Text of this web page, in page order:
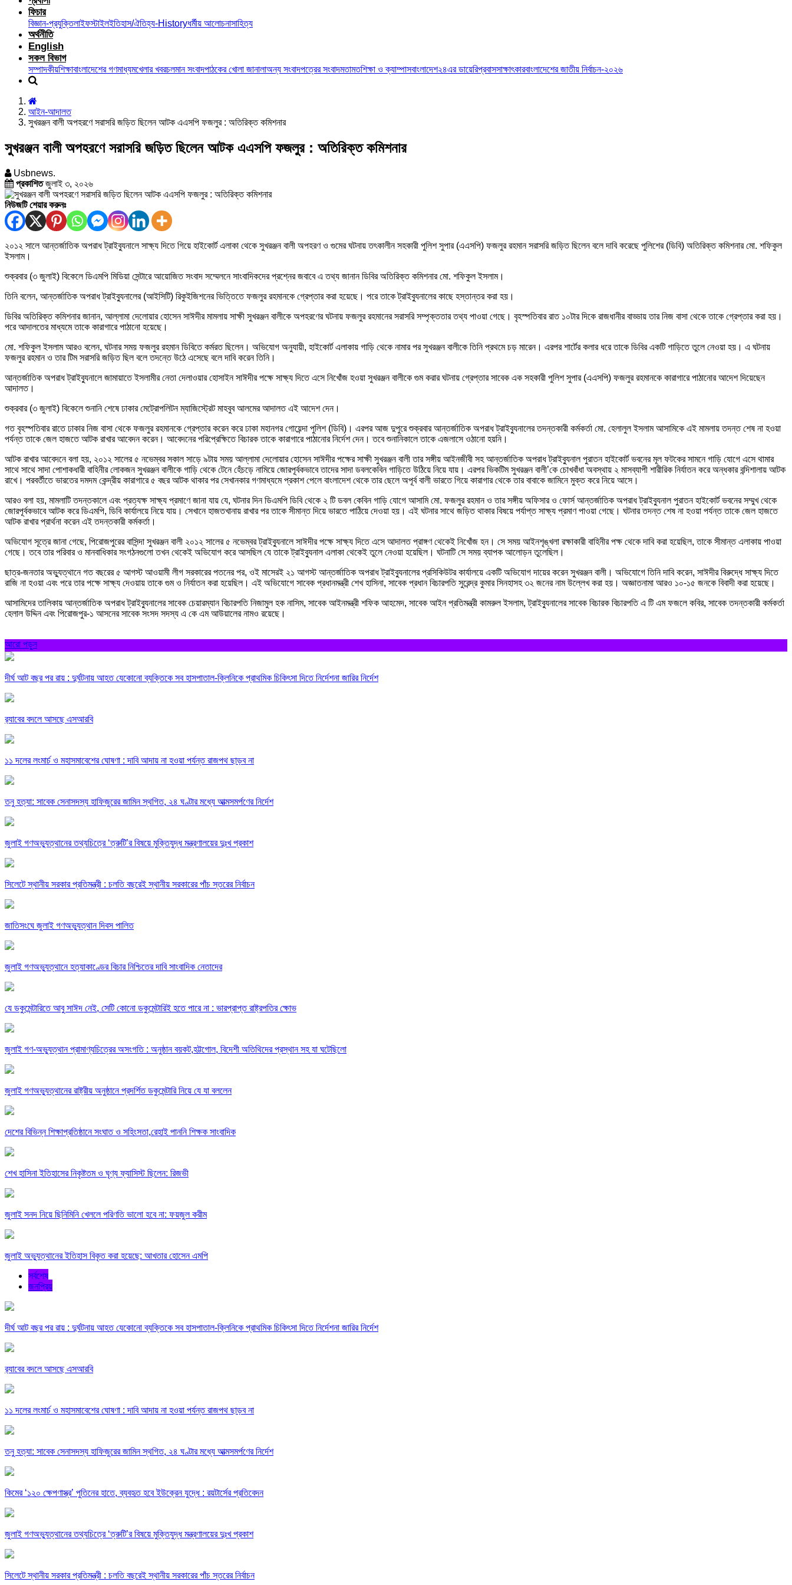
ফিচার
বিজ্ঞান-প্রযুক্তিলাইফস্টাইলইতিহাস/ঐতিহ্য-Historyধর্মীয় আলোচনাসাহিত্য
অর্থনীতি
English
সকল বিভাগ
সম্পাদকীয়শিক্ষাবাংলাদেশের গণমাধ্যমখেলার খবরচলমান সংবাদপাঠকের খোলা জানালাঅন্য সংবাদপত্রের সংবাদমতামতশিক্ষা ও ক্যাম্পাসবাংলাদেশ২৪এর ডায়েরিপ্রবাসসাক্ষাৎকারবাংলাদেশের জাতীয় নির্বাচন-২০২৬
আইন-আদালত
সুখরঞ্জন বালী অপহরণে সরাসরি জড়িত ছিলেন আটক এএসপি ফজলুর : অতিরিক্ত কমিশনার
সুখরঞ্জন বালী অপহরণে সরাসরি জড়িত ছিলেন আটক এএসপি ফজলুর : অতিরিক্ত কমিশনার
Usbnews.
প্রকাশিতজুলাই ৩, ২০২৬
নিউজটি শেয়ার করুনঃ
২০১২ সালে আন্তর্জাতিক অপরাধ ট্রাইব্যুনালে সাক্ষ্য দিতে গিয়ে হাইকোর্ট এলাকা থেকে সুখরঞ্জন বালী অপহরণ ও গুমের ঘটনায় তৎকালীন সহকারী পুলিশ সুপার (এএসপি) ফজলুর রহমান সরাসরি জড়িত ছিলেন বলে দাবি করেছে পুলিশের (ডিবি) অতিরিক্ত কমিশনার মো. শফিকুল
ইসলাম।
শুক্রবার (৩ জুলাই) বিকেলে ডিএমপি মিডিয়া সেন্টারে আয়োজিত সংবাদ সম্মেলনে সাংবাদিকদের প্রশ্নের জবাবে এ তথ্য জানান ডিবির অতিরিক্ত কমিশনার মো. শফিকুল ইসলাম।
তিনি বলেন, আন্তর্জাতিক অপরাধ ট্রাইব্যুনালের (আইসিটি) রিকুইজিশনের ভিত্তিতে ফজলুর রহমানকে গ্রেপ্তার করা হয়েছে। পরে তাকে ট্রাইব্যুনালের কাছে হস্তান্তর করা হয়।
ডিবির অতিরিক্ত কমিশনার জানান, আল্লামা দেলোয়ার হোসেন সাঈদীর মামলায় সাক্ষী সুখরঞ্জন বালীকে অপহরণের ঘটনায় ফজলুর রহমানের সরাসরি সম্পৃক্ততার তথ্য পাওয়া গেছে। বৃহস্পতিবার রাত ১০টার দিকে রাজধানীর বাড্ডায় তার নিজ বাসা থেকে তাকে গ্রেপ্তার করা হয়।
পরে আদালতের মাধ্যমে তাকে কারাগারে পাঠানো হয়েছে।
মো. শফিকুল ইসলাম আরও বলেন, ঘটনার সময় ফজলুর রহমান ডিবিতে কর্মরত ছিলেন। অভিযোগ অনুযায়ী, হাইকোর্ট এলাকায় গাড়ি থেকে নামার পর সুখরঞ্জন বালীকে তিনি প্রথমে চড় মারেন। এরপর শার্টের কলার ধরে তাকে ডিবির একটি গাড়িতে তুলে নেওয়া হয়। এ ঘটনায়
ফজলুর রহমান ও তার টিম সরাসরি জড়িত ছিল বলে তদন্তে উঠে এসেছে বলে দাবি করেন তিনি।
আন্তর্জাতিক অপরাধ ট্রাইব্যুনালে জামায়াতে ইসলামীর নেতা দেলাওয়ার হোসাইন সাঈদীর পক্ষে সাক্ষ্য দিতে এসে নিখোঁজ হওয়া সুখরঞ্জন বালীকে গুম করার ঘটনায় গ্রেপ্তার সাবেক এক সহকারী পুলিশ সুপার (এএসপি) ফজলুর রহমানকে কারাগারে পাঠানোর আদেশ দিয়েছেন
আদালত।
শুক্রবার (৩ জুলাই) বিকেলে শুনানি শেষে ঢাকার মেট্রোপলিটন ম্যাজিস্ট্রেট মাহবুব আলমের আদালত এই আদেশ দেন।
গত বৃহস্পতিবার রাতে ঢাকার নিজ বাসা থেকে ফজলুর রহমানকে গ্রেপ্তার করেন করে ঢাকা মহানগর গোয়েন্দা পুলিশ (ডিবি)। এরপর আজ দুপুরে শুক্রবার আন্তর্জাতিক অপরাধ ট্রাইব্যুনালের তদন্তকারী কর্মকর্তা মো. হেলালুল ইসলাম আসামিকে এই মামলায় তদন্ত শেষ না হওয়া
পর্যন্ত তাকে জেল হাজতে আটক রাখার আবেদন করেন। আবেদনের পরিপ্রেক্ষিতে বিচারক তাকে কারাগারে পাঠানোর নির্দেশ দেন। তবে শুনানিকালে তাকে এজলাসে ওঠানো হয়নি।
আটক রাখার আবেদনে বলা হয়, ২০১২ সালের ৫ নভেম্বর সকাল সাড়ে ৯টায় সময় আল্লামা দেলোয়ার হোসেন সাঈদীর পক্ষের সাক্ষী সুখরঞ্জন বালী তার সঙ্গীয় আইনজীবী সহ আন্তর্জাতিক অপরাধ ট্রাইব্যুনাল পুরাতন হাইকোর্ট ভবনের মূল ফটকের সামনে গাড়ি যোগে এসে থামার
সাথে সাথে সাদা পোশাকধারী বাহিনীর লোকজন সুখরঞ্জন বালীকে গাড়ি থেকে টেনে হেঁচড়ে নামিয়ে জোরপূর্বকভাবে তাদের সাদা ডবলকেবিন গাড়িতে উঠিয়ে নিয়ে যায়। এরপর ভিকটিম সুখরঞ্জন বালী’কে চোখবাঁধা অবস্থায় ২ মাসব্যাপী শারীরিক নির্যাতন করে অন্ধকার বন্দিশালায় আটক
রাখে। পরবর্তীতে ভারতের দমদম কেন্দ্রীয় কারাগারে ৫ বছর আটক থাকার পর সেখানকার গণমাধ্যমে প্রকাশ পেলে বাংলাদেশ থেকে তার ছেলে অপূর্ব বালী ভারতে গিয়ে কারাগার থেকে তার বাবাকে জামিনে মুক্ত করে নিয়ে আসে।
আরও বলা হয়, মামলাটি তদন্তকালে এবং প্রত্যক্ষ সাক্ষ্য প্রমাণে জানা যায় যে, ঘটনার দিন ডিএমপি ডিবি থেকে ২ টি ডবল কেবিন গাড়ি যোগে আসামি মো. ফজলুর রহমান ও তার সঙ্গীয় অফিসার ও ফোর্স আন্তর্জাতিক অপরাধ ট্রাইব্যুনাল পুরাতন হাইকোর্ট ভবনের সম্মুখ থেকে
জোরপূর্বকভাবে আটক করে ডিএমপি, ডিবি কার্যালয়ে নিয়ে যায়। সেখানে হাজতখানায় রাখার পর তাকে সীমান্ত দিয়ে ভারতে পাঠিয়ে দেওয়া হয়। এই ঘটনার সাথে জড়িত থাকার বিষয়ে পর্যাপ্ত সাক্ষ্য প্রমাণ পাওয়া গেছে। ঘটনার তদন্ত শেষ না হওয়া পর্যন্ত তাকে জেল হাজতে
আটক রাখার প্রার্থনা করেন এই তদন্তকারী কর্মকর্তা।
অভিযোগ সূত্রে জানা গেছে, পিরোজপুরের বাসিন্দা সুখরঞ্জন বালী ২০১২ সালের ৫ নভেম্বর ট্রাইব্যুনালে সাঈদীর পক্ষে সাক্ষ্য দিতে এসে আদালত প্রাঙ্গণ থেকেই নিখোঁজ হন। সে সময় আইনশৃঙ্খলা রক্ষাকারী বাহিনীর পক্ষ থেকে দাবি করা হয়েছিল, তাকে সীমান্ত এলাকায় পাওয়া
গেছে। তবে তার পরিবার ও মানবাধিকার সংগঠনগুলো তখন থেকেই অভিযোগ করে আসছিল যে তাকে ট্রাইব্যুনাল এলাকা থেকেই তুলে নেওয়া হয়েছিল। ঘটনাটি সে সময় ব্যাপক আলোড়ন তুলেছিল।
ছাত্র-জনতার অভ্যুত্থানে গত বছরের ৫ আগস্ট আওয়ামী লীগ সরকারের পতনের পর, ওই মাসেরই ২১ আগস্ট আন্তর্জাতিক অপরাধ ট্রাইব্যুনালের প্রসিকিউটর কার্যালয়ে একটি অভিযোগ দায়ের করেন সুখরঞ্জন বালী। অভিযোগে তিনি দাবি করেন, সাঈদীর বিরুদ্ধে সাক্ষ্য দিতে
রাজি না হওয়া এবং পরে তার পক্ষে সাক্ষ্য দেওয়ায় তাকে গুম ও নির্যাতন করা হয়েছিল। এই অভিযোগে সাবেক প্রধানমন্ত্রী শেখ হাসিনা, সাবেক প্রধান বিচারপতি সুরেন্দ্র কুমার সিনহাসহ ৩২ জনের নাম উল্লেখ করা হয়। অজ্ঞাতনামা আরও ১০-১৫ জনকে বিবাদী করা হয়েছে।
আসামিদের তালিকায় আন্তর্জাতিক অপরাধ ট্রাইব্যুনালের সাবেক চেয়ারম্যান বিচারপতি নিজামুল হক নাসিম, সাবেক আইনমন্ত্রী শফিক আহমেদ, সাবেক আইন প্রতিমন্ত্রী কামরুল ইসলাম, ট্রাইব্যুনালের সাবেক বিচারক বিচারপতি এ টি এম ফজলে কবির, সাবেক তদন্তকারী কর্মকর্তা
হেলাল উদ্দিন এবং পিরোজপুর-১ আসনের সাবেক সংসদ সদস্য এ কে এম আউয়ালের নামও রয়েছে।
আরো পড়ুন
দীর্ঘ আট বছর পর রায় : দুর্ঘটনায় আহত যেকোনো ব্যক্তিকে সব হাসপাতাল-ক্লিনিকে প্রাথমিক চিকিৎসা দিতে নির্দেশনা জারির নির্দেশ
র‍্যাবের বদলে আসছে এসআরবি
১১ দলের লংমার্চ ও মহাসমাবেশের ঘোষণা : দাবি আদায় না হওয়া পর্যন্ত রাজপথ ছাড়ব না
তনু হত্যা: সাবেক সেনাসদস্য হাফিজুরের জামিন স্থগিত, ২৪ ঘণ্টার মধ্যে আত্মসমর্পণের নির্দেশ
জুলাই গণঅভ্যুত্থানের তথ্যচিত্রে ‘ত্রুটি’র বিষয়ে মুক্তিযুদ্ধ মন্ত্রণালয়ের দুঃখ প্রকাশ
সিলেটে স্থানীয় সরকার প্রতিমন্ত্রী : চলতি বছরেই স্থানীয় সরকারের পাঁচ স্তরের নির্বাচন
জাতিসংঘে জুলাই গণঅভ্যুত্থান দিবস পালিত
জুলাই গণঅভ্যুত্থানে হত্যাকাণ্ডের বিচার নিশ্চিতের দাবি সাংবাদিক নেতাদের
যে ডকুমেন্টারিতে আবু সাঈদ নেই, সেটি কোনো ডকুমেন্টারিই হতে পারে না : ভারপ্রাপ্ত রাষ্ট্রপতির ক্ষোভ
জুলাই গণ-অভ্যুত্থান প্রামাণ্যচিত্রের অসংগতি : অনুষ্ঠান বয়কট,হট্টগোল, বিদেশী অতিথিদের প্রস্থান সহ যা ঘটেছিলো
জুলাই গণঅভ্যুত্থানের রাষ্ট্রীয় অনুষ্ঠানে প্রদর্শিত ডকুমেন্টারি নিয়ে যে যা বললেন
দেশের বিভিন্ন শিক্ষাপ্রতিষ্ঠানে সংঘাত ও সহিংসতা,রেহাই পাননি শিক্ষক সাংবাদিক
শেখ হাসিনা ইতিহাসের নিকৃষ্টতম ও ঘৃণ্য ফ্যাসিস্ট ছিলেন: রিজভী
জুলাই সনদ নিয়ে ছিনিমিনি খেললে পরিণতি ভালো হবে না: ফয়জুল করীম
জুলাই অভ্যুত্থানের ইতিহাস বিকৃত করা হয়েছে: আখতার হোসেন এমপি
সর্বশেষ
জনপ্রিয়
দীর্ঘ আট বছর পর রায় : দুর্ঘটনায় আহত যেকোনো ব্যক্তিকে সব হাসপাতাল-ক্লিনিকে প্রাথমিক চিকিৎসা দিতে নির্দেশনা জারির নির্দেশ
র‍্যাবের বদলে আসছে এসআরবি
১১ দলের লংমার্চ ও মহাসমাবেশের ঘোষণা : দাবি আদায় না হওয়া পর্যন্ত রাজপথ ছাড়ব না
তনু হত্যা: সাবেক সেনাসদস্য হাফিজুরের জামিন স্থগিত, ২৪ ঘণ্টার মধ্যে আত্মসমর্পণের নির্দেশ
কিমের ‘১২০ ক্ষেপণাস্ত্র’ পুতিনের হাতে, ব্যবহৃত হবে ইউক্রেন যুদ্ধে : রয়টার্সের প্রতিবেদন
জুলাই গণঅভ্যুত্থানের তথ্যচিত্রে ‘ত্রুটি’র বিষয়ে মুক্তিযুদ্ধ মন্ত্রণালয়ের দুঃখ প্রকাশ
সিলেটে স্থানীয় সরকার প্রতিমন্ত্রী : চলতি বছরেই স্থানীয় সরকারের পাঁচ স্তরের নির্বাচন